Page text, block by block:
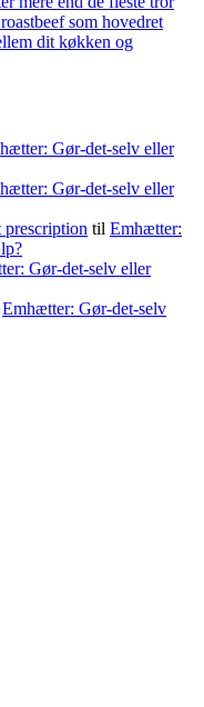
som hovedret
dit køkken og
Gør-det-selv eller
Gør-det-selv eller
til Emhætter:
Gør-det-selv eller
Emhætter: Gør-det-selv